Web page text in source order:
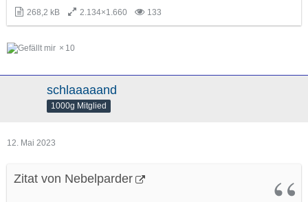
268,2 kB 2.134×1.660 133
10
schlaaaaand
1000g Mitglied
12. Mai 2023
Zitat von Nebelparder